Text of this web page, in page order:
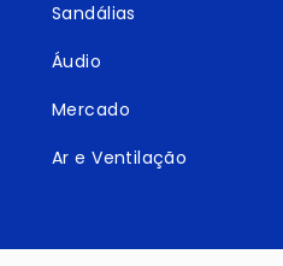
Sandálias
Áudio
Mercado
Ar e Ventilação